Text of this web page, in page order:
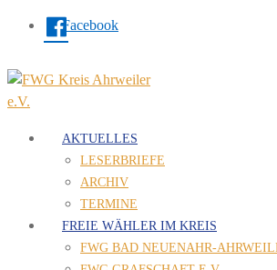
Facebook
AKTUELLES
LESERBRIEFE
ARCHIV
TERMINE
FREIE WÄHLER IM KREIS
FWG BAD NEUENAHR-